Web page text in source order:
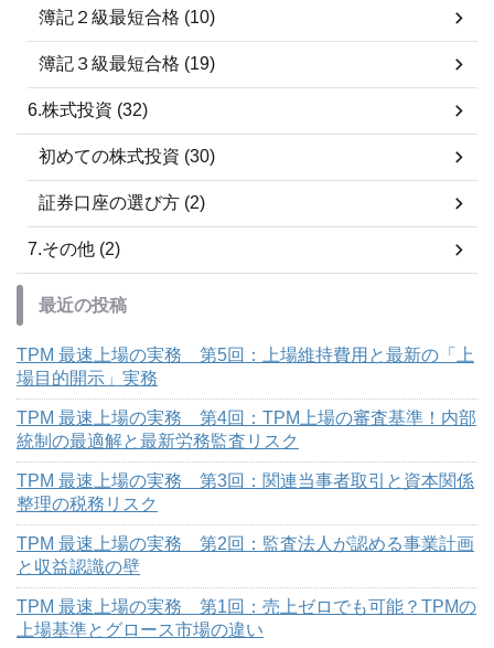
簿記２級最短合格 (10)
簿記３級最短合格 (19)
6.株式投資 (32)
初めての株式投資 (30)
証券口座の選び方 (2)
7.その他 (2)
最近の投稿
TPM 最速上場の実務 第5回：上場維持費用と最新の「上
場目的開示」実務
TPM 最速上場の実務 第4回：TPM上場の審査基準！内部
統制の最適解と最新労務監査リスク
TPM 最速上場の実務 第3回：関連当事者取引と資本関係
整理の税務リスク
TPM 最速上場の実務 第2回：監査法人が認める事業計画
と収益認識の壁
TPM 最速上場の実務 第1回：売上ゼロでも可能？TPMの
上場基準とグロース市場の違い